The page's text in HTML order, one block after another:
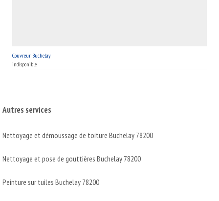
Couvreur Buchelay
indisponible
Autres services
Nettoyage et démoussage de toiture Buchelay 78200
Nettoyage et pose de gouttières Buchelay 78200
Peinture sur tuiles Buchelay 78200